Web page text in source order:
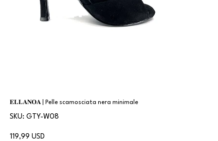
𝐄𝐋𝐋𝐀𝐍𝐎𝐀 | Pelle scamosciata nera minimale
SKU:
SKU
GTY-
GTY-W08
Prezzo
119,99 USD